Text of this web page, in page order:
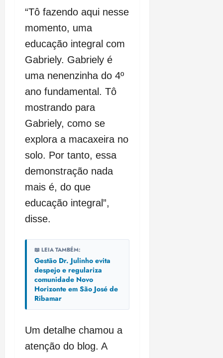
“Tô fazendo aqui nesse
momento, uma
educação integral com
Gabriely. Gabriely é
uma nenenzinha do 4º
ano fundamental. Tô
mostrando para
Gabriely, como se
explora a macaxeira no
solo. Por tanto, essa
demonstração nada
mais é, do que
educação integral”,
disse.
📖 LEIA TAMBÉM:
Gestão Dr. Julinho evita
despejo e regulariza
comunidade Novo
Horizonte em São José de
Ribamar
Um detalhe chamou a
atenção do blog. A